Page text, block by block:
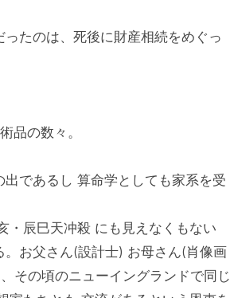
たのは、死後に財産相続をめぐっ
品の数々。
であるし 算命学としても家系を受
・辰巳天冲殺 にも見えなくもない
お父さん(設計士) お母さん(肖像画
その頃のニューイングランドで同じ